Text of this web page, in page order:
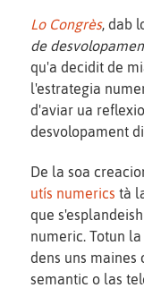
Lo Congrès, dab
de
qu'a decidit de
l'estrategia
d'aviar ua
desvolopament
De la soa
utís numerics tà
que
numeric. Totun
dens uns maines
semantic o las